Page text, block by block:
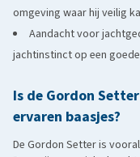
omgeving waar hij veilig
Aandacht voor
jachtinstinct op een
Is de Gordon
ervaren baasjes?
De Gordon Setter is